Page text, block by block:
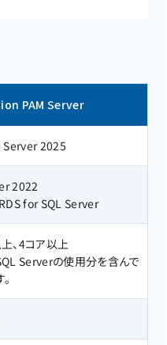
PAM Server
2025
2022
for SQL Server
、4コア以上
Serverの使用分を含んで